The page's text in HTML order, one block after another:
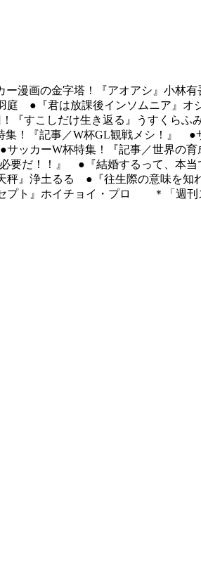
漫画の金字塔！『アオアシ』小
●『君は放課後インソムニア』
すこしだけ生き返る』うすくら
！『記事／W杯GL観戦メシ！』 ●
カーW杯特集！『記事／世界の
要だ！！』 ●『結婚するって、
』浄土るる ●『往生際の意味を知
ト』ホイチョイ・プロ ＊「週刊